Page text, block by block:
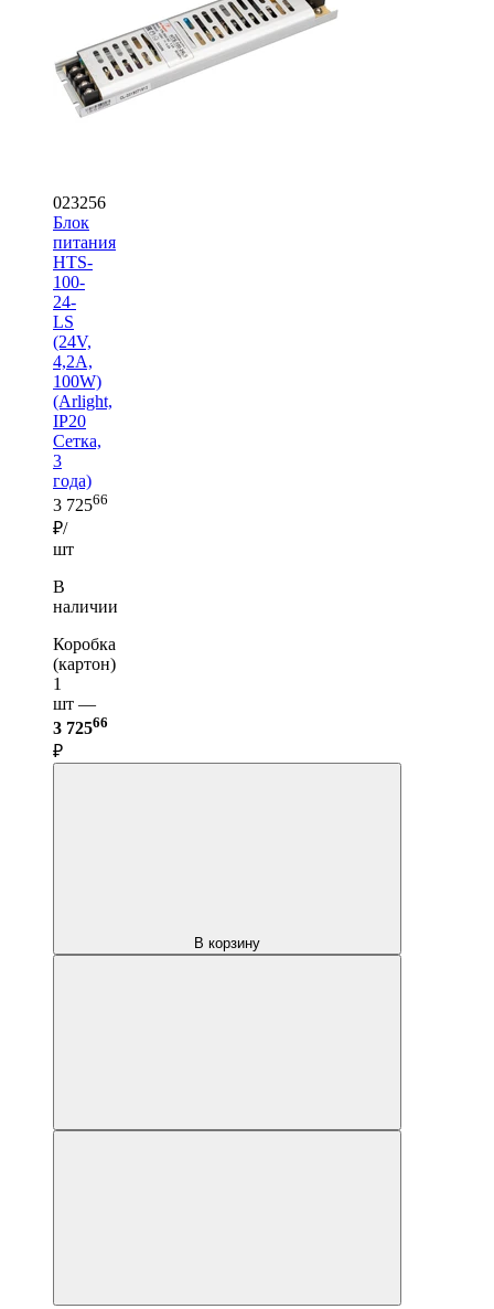
023256
Блок
питания
HTS-
100-
24-
LS
(24V,
4,2A,
100W)
(Arlight,
IP20
Сетка,
3
года)
3 72566
₽/
шт
В
наличии
Коробка
(картон)
1
шт —
3 72566
₽
В корзину